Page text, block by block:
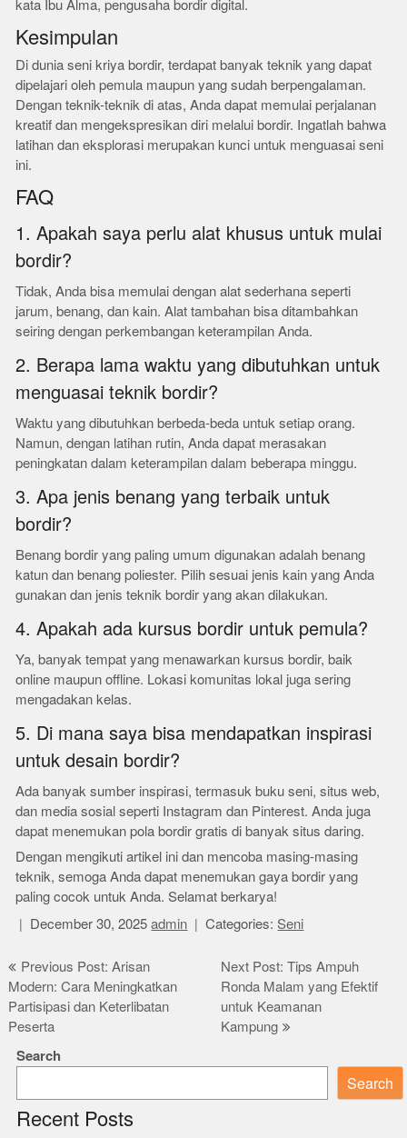
kata Ibu Alma, pengusaha bordir digital.
Kesimpulan
Di dunia seni kriya bordir, terdapat banyak teknik yang dapat
dipelajari oleh pemula maupun yang sudah berpengalaman.
Dengan teknik-teknik di atas, Anda dapat memulai perjalanan
kreatif dan mengekspresikan diri melalui bordir. Ingatlah bahwa
latihan dan eksplorasi merupakan kunci untuk menguasai seni
ini.
FAQ
1. Apakah saya perlu alat khusus untuk mulai
bordir?
Tidak, Anda bisa memulai dengan alat sederhana seperti
jarum, benang, dan kain. Alat tambahan bisa ditambahkan
seiring dengan perkembangan keterampilan Anda.
2. Berapa lama waktu yang dibutuhkan untuk
menguasai teknik bordir?
Waktu yang dibutuhkan berbeda-beda untuk setiap orang.
Namun, dengan latihan rutin, Anda dapat merasakan
peningkatan dalam keterampilan dalam beberapa minggu.
3. Apa jenis benang yang terbaik untuk
bordir?
Benang bordir yang paling umum digunakan adalah benang
katun dan benang poliester. Pilih sesuai jenis kain yang Anda
gunakan dan jenis teknik bordir yang akan dilakukan.
4. Apakah ada kursus bordir untuk pemula?
Ya, banyak tempat yang menawarkan kursus bordir, baik
online maupun offline. Lokasi komunitas lokal juga sering
mengadakan kelas.
5. Di mana saya bisa mendapatkan inspirasi
untuk desain bordir?
Ada banyak sumber inspirasi, termasuk buku seni, situs web,
dan media sosial seperti Instagram dan Pinterest. Anda juga
dapat menemukan pola bordir gratis di banyak situs daring.
Dengan mengikuti artikel ini dan mencoba masing-masing
teknik, semoga Anda dapat menemukan gaya bordir yang
paling cocok untuk Anda. Selamat berkarya!
December 30, 2025 admin Categories:Seni
Post
navigation
Previous Post: Arisan
Modern: Cara Meningkatkan
Partisipasi dan Keterlibatan
Peserta
Next Post: Tips Ampuh
Ronda Malam yang Efektif
untuk Keamanan
Kampung
Search
Search
Recent Posts